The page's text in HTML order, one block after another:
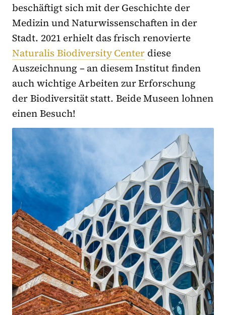
beschäftigt sich mit der Geschichte der
Medizin und Naturwissenschaften in der
Stadt. 2021 erhielt das frisch renovierte
Naturalis Biodiversity Center diese
Auszeichnung – an diesem Institut finden
auch wichtige Arbeiten zur Erforschung
der Biodiversität statt. Beide Museen lohnen
einen Besuch!